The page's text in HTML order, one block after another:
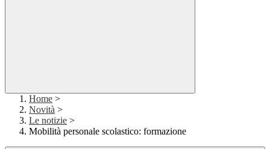
Home >
Novità >
Le notizie >
Mobilità personale scolastico: formazione